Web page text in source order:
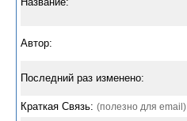
Автор:
Последний раз изменено:
Краткая Связь: (полезно для email)